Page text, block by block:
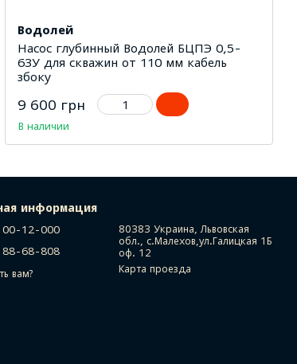
Водолей
Насос глубинный Водолей БЦПЭ 0,5-
63У для скважин от 110 мм кабель
збоку
9 600 грн
В наличии
информация
00-12-000
88-68-808
вам?
80383 Украина, Львовская
обл., с.Малехов,ул.Галицкая 1Б
оф. 12
Карта проезда